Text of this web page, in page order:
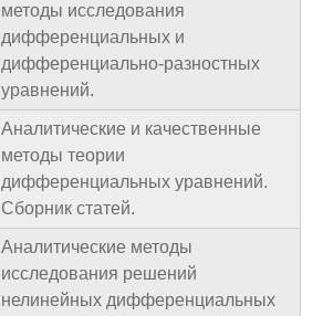
методы исследования
дифференциальных и
дифференциально-разностных
уравнений.
Аналитические и качественные
методы теории
дифференциальных уравнений.
Сборник статей.
Аналитические методы
исследования решений
нелинейных дифференциальных